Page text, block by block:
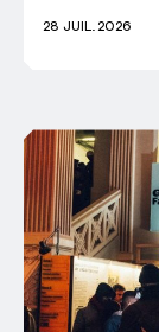
28 JUIL. 2026